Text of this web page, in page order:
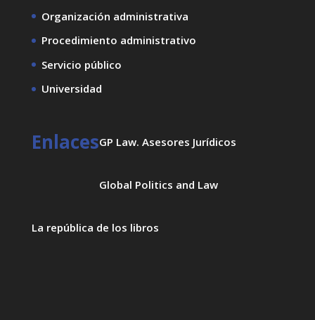
Organización administrativa
Procedimiento administrativo
Servicio público
Universidad
EnlacesGP Law. Asesores Jurídicos
Global Politics and Law
La república de los libros